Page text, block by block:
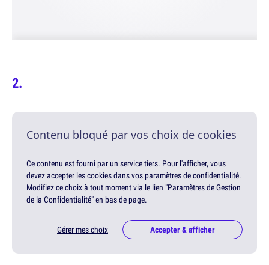
Contenu bloqué par vos choix de cookies
Ce contenu est fourni par un service tiers. Pour l'afficher, vous
devez accepter les cookies dans vos paramètres de confidentialité.
Modifiez ce choix à tout moment via le lien "Paramètres de Gestion
de la Confidentialité" en bas de page.
Gérer mes choix Accepter & afficher